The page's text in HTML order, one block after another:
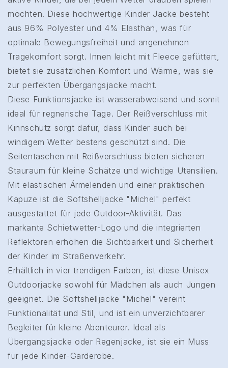
möchten. Diese hochwertige Kinder Jacke besteht
aus 96% Polyester und 4% Elasthan, was für
optimale Bewegungsfreiheit und angenehmen
Tragekomfort sorgt. Innen leicht mit Fleece gefüttert,
bietet sie zusätzlichen Komfort und Wärme, was sie
zur perfekten Übergangsjacke macht.
Diese Funktionsjacke ist wasserabweisend und somit
ideal für regnerische Tage. Der Reißverschluss mit
Kinnschutz sorgt dafür, dass Kinder auch bei
windigem Wetter bestens geschützt sind. Die
Seitentaschen mit Reißverschluss bieten sicheren
Stauraum für kleine Schätze und wichtige Utensilien.
Mit elastischen Ärmelenden und einer praktischen
Kapuze ist die Softshelljacke "Michel" perfekt
ausgestattet für jede Outdoor-Aktivität. Das
markante Schietwetter-Logo und die integrierten
Reflektoren erhöhen die Sichtbarkeit und Sicherheit
der Kinder im Straßenverkehr.
Erhältlich in vier trendigen Farben, ist diese Unisex
Outdoorjacke sowohl für Mädchen als auch Jungen
geeignet. Die Softshelljacke "Michel" vereint
Funktionalität und Stil, und ist ein unverzichtbarer
Begleiter für kleine Abenteurer. Ideal als
Übergangsjacke oder Regenjacke, ist sie ein Muss
für jede Kinder-Garderobe.